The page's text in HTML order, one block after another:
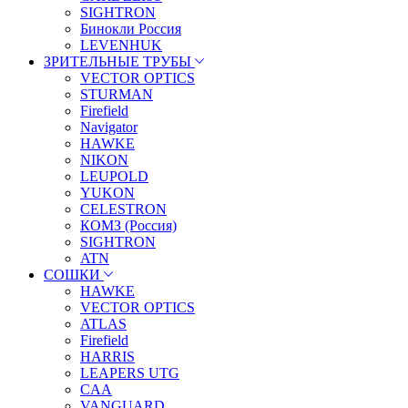
SIGHTRON
Бинокли Россия
LEVENHUK
ЗРИТЕЛЬНЫЕ ТРУБЫ
VECTOR OPTICS
STURMAN
Firefield
Navigator
HAWKE
NIKON
LEUPOLD
YUKON
CELESTRON
КОМЗ (Россия)
SIGHTRON
ATN
СОШКИ
HAWKE
VECTOR OPTICS
ATLAS
Firefield
HARRIS
LEAPERS UTG
CAA